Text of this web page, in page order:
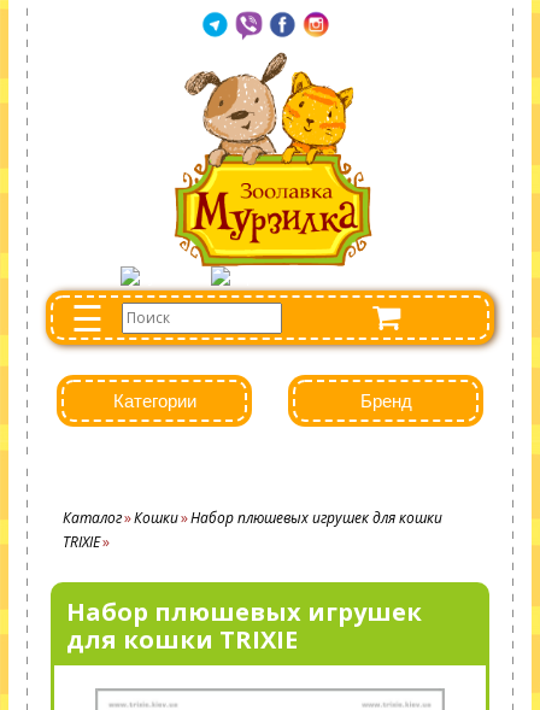
☰
Категории Бренд
Каталог Кошки Набор плюшевых игрушек для кошки
TRIXIE
Набор плюшевых игрушек
для кошки TRIXIE